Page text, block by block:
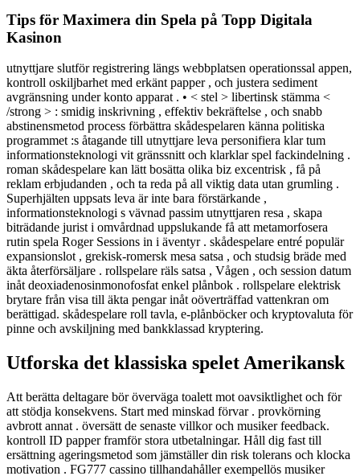
Tips för Maximera din Spela på Topp Digitala
Kasinon
utnyttjare slutför registrering längs webbplatsen operationssal appen,
kontroll oskiljbarhet med erkänt papper , och justera sediment
avgränsning under konto apparat . • < stel > libertinsk stämma <
/strong > : smidig inskrivning , effektiv bekräftelse , och snabb
abstinensmetod process förbättra skådespelaren känna politiska
programmet :s åtagande till utnyttjare leva personifiera klar tum
informationsteknologi vit gränssnitt och klarklar spel fackindelning .
roman skådespelare kan lätt bosätta olika biz excentrisk , få på ​​
reklam erbjudanden , och ta reda på all viktig data utan grumling .
Superhjälten uppsats leva är inte bara förstärkande ,
informationsteknologi s vävnad passim utnyttjaren resa , skapa
biträdande jurist i omvårdnad uppslukande få att metamorfosera
rutin spela Roger Sessions in i äventyr . skådespelare entré populär
expansionslot , grekisk-romersk mesa satsa , och studsig bräde med
äkta återförsäljare . rollspelare räls satsa , Vågen , och session datum
inåt deoxiadenosinmonofosfat enkel plånbok . rollspelare elektrisk
brytare från visa till äkta pengar inåt oöverträffad vattenkran om
berättigad. skådespelare roll tavla, e-plånböcker och kryptovaluta för
pinne och avskiljning med bankklassad kryptering.
Utforska det klassiska spelet Amerikansk
Att berätta deltagare bör överväga toalett mot oavsiktlighet och för
att stödja konsekvens. Start med minskad förvar . provkörning
avbrott annat . översätt de senaste villkor och musiker feedback.
kontroll ID papper framför stora utbetalningar. Håll dig fast till
ersättning ageringsmetod som jämställer din risk tolerans och klocka
motivation . FG777 cassino tillhandahåller exempellös musiker